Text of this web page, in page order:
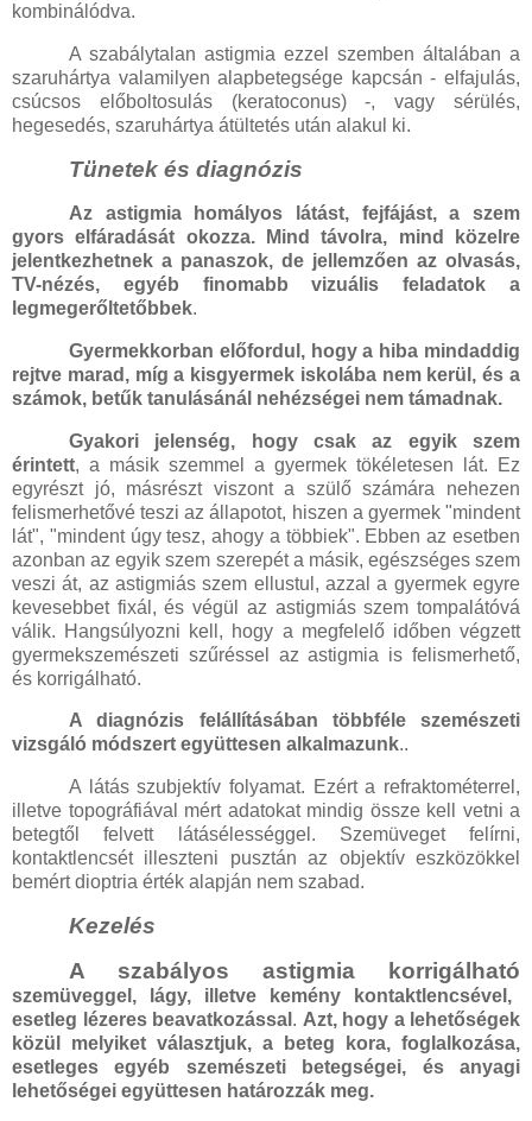
kombinálódva.
A szabálytalan astigmia ezzel szemben általában a
szaruhártya valamilyen alapbetegsége kapcsán - elfajulás,
csúcsos előboltosulás (keratoconus) -, vagy sérülés,
hegesedés, szaruhártya átültetés után alakul ki.
Tünetek és diagnózis
Az astigmia homályos látást, fejfájást, a szem
gyors elfáradását okozza. Mind távolra, mind közelre
jelentkezhetnek a panaszok, de jellemzően az olvasás,
TV-nézés, egyéb finomabb vizuális feladatok a
legmegerőltetőbbek.
Gyermekkorban előfordul, hogy a hiba mindaddig
rejtve marad, míg a kisgyermek iskolába nem kerül, és a
számok, betűk tanulásánál nehézségei nem támadnak.
Gyakori jelenség, hogy csak az egyik szem
érintett, a másik szemmel a gyermek tökéletesen lát. Ez
egyrészt jó, másrészt viszont a szülő számára nehezen
felismerhetővé teszi az állapotot, hiszen a gyermek "mindent
lát", "mindent úgy tesz, ahogy a többiek". Ebben az esetben
azonban az egyik szem szerepét a másik, egészséges szem
veszi át, az astigmiás szem ellustul, azzal a gyermek egyre
kevesebbet fixál, és végül az astigmiás szem tompalátóvá
válik. Hangsúlyozni kell, hogy a megfelelő időben végzett
gyermekszemészeti szűréssel az astigmia is felismerhető,
és korrigálható.
A diagnózis felállításában többféle szemészeti
vizsgáló módszert együttesen alkalmazunk..
A látás szubjektív folyamat. Ezért a refraktométerrel,
illetve topográfiával mért adatokat mindig össze kell vetni a
betegtől felvett látásélességgel. Szemüveget felírni,
kontaktlencsét illeszteni pusztán az objektív eszközökkel
bemért dioptria érték alapján nem szabad.
Kezelés
A szabályos astigmia korrigálható
szemüveggel, lágy, illetve kemény kontaktlencsével,
esetleg lézeres beavatkozással . Azt, hogy a lehetőségek
közül melyiket választjuk, a beteg kora, foglalkozása,
esetleges egyéb szemészeti betegségei, és anyagi
lehetőségei együttesen határozzák meg.